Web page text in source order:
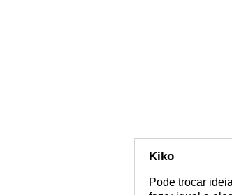
Kiko
Pode trocar